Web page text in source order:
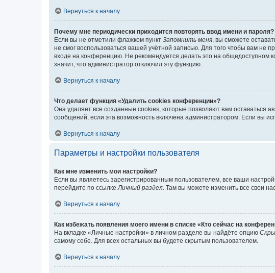
Вернуться к началу
Почему мне периодически приходится повторять ввод имени и пароля?
Если вы не отметили флажком пункт Запомнить меня , вы сможете
не смог воспользоваться вашей учётной записью. Для того чтобы вам не
входе на конференцию. Не рекомендуется делать это на общедоступном
значит, что администратор отключил эту функцию.
Вернуться к началу
Что делает функция «Удалить cookies конференции»?
Она удаляет все созданные cookies, которые позволяют вам оставаться
сообщений, если эта возможность включена администратором. Если вы
Вернуться к началу
Параметры и настройки пользователя
Как мне изменить мои настройки?
Если вы являетесь зарегистрированным пользователем, все ваши
перейдите по ссылке Личный раздел . Там вы можете изменить все свои
Вернуться к началу
Как избежать появления моего имени в списке «Кто сейчас на
На вкладке «Личные настройки» в личном разделе вы найдёте опцию
самому себе. Для всех остальных вы будете скрытым пользователем.
Вернуться к началу